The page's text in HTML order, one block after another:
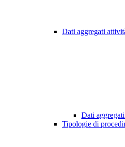
Dati aggregati
Dati
Tipologie di